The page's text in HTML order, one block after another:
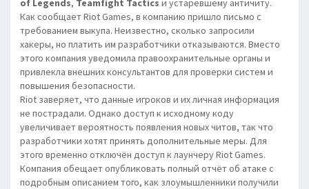
of Legends, Teamfight Tactics и устаревшему античиту.
Как сообщает Riot Games, в компанию пришло письмо с
требованием выкупа. Неизвестно, сколько запросили
хакеры, но платить им разработчики отказываются. Вместо
этого компания уведомила правоохранительные органы и
привлекла внешних консультантов для проверки систем и
повышения безопасности.
Riot заверяет, что данные игроков и их личная информация
не пострадали. Однако доступ к исходному коду
увеличивает вероятность появления новых читов, так что
разработчики хотят принять дополнительные меры. Для
этого временно отключён доступ к лаунчеру Riot Games.
Компания обещает опубликовать полный отчёт об атаке с
подробным описанием того, как злоумышленники получили